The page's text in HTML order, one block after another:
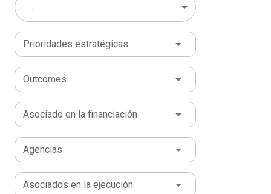
...
Prioridades estratégicas
Outcomes
Asociado en la financiación
Agencias
Asociados en la ejecución